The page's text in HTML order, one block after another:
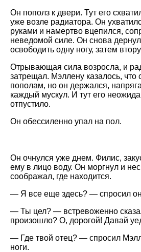
Он пополз к двери. Тут его
уже возле радиатора. Он
руками и намертво вцепился,
неведомой силе. Он снова
освободить одну ногу, затем
Отрывающая сила возросла, и
затрещал. Мэллену казалось, что
пополам, но он держался,
каждый мускул. И тут его
отпустило.
Он обессиленно упал на пол.
Он очнулся уже днем. Филис,
ему в лицо воду. Он моргнул и
соображал, где находится.
— Я все еще здесь? — спросил
— Ты цел? — встревоженно
произошло? О, дорогой! Давай
— Где твой отец? — спросил
ноги.